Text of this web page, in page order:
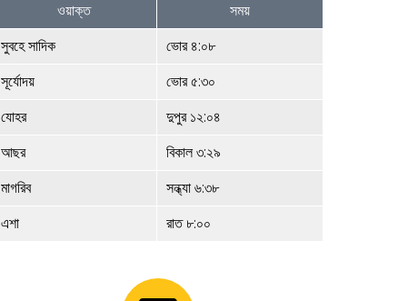
ওয়াক্ত সময়
সুবহে সাদিক ভোর ৪:০৮
সূর্যোদয় ভোর ৫:৩০
যোহর দুপুর ১২:০৪
আছর বিকাল ৩:২৯
মাগরিব সন্ধ্যা ৬:৩৮
এশা রাত ৮:০০